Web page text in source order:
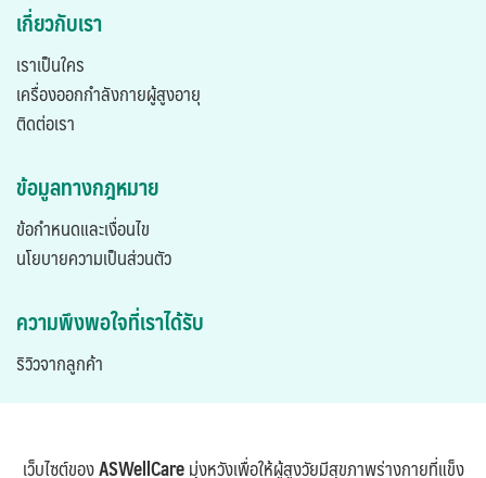
เกี่ยวกับเรา
เราเป็นใคร
เครื่องออกกำลังกายผู้สูงอายุ
ติดต่อเรา
ข้อมูลทางกฎหมาย
ข้อกำหนดและเงื่อนไข
นโยบายความเป็นส่วนตัว
ความพึงพอใจที่เราได้รับ
ริวิวจากลูกค้า
เว็บไซต์ของASWellCareมุ่งหวังเพื่อให้ผู้สูงวัยมีสุขภาพร่างกายที่แข็ง